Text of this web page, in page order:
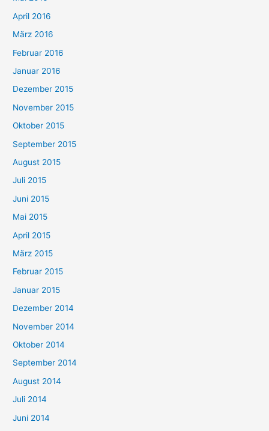
April 2016
März 2016
Februar 2016
Januar 2016
Dezember 2015
November 2015
Oktober 2015
September 2015
August 2015
Juli 2015
Juni 2015
Mai 2015
April 2015
März 2015
Februar 2015
Januar 2015
Dezember 2014
November 2014
Oktober 2014
September 2014
August 2014
Juli 2014
Juni 2014